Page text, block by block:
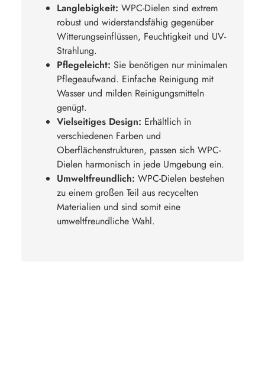
Langlebigkeit: WPC-Dielen sind extrem
robust und widerstandsfähig gegenüber
Witterungseinflüssen, Feuchtigkeit und UV-
Strahlung.
Pflegeleicht: Sie benötigen nur minimalen
Pflegeaufwand. Einfache Reinigung mit
Wasser und milden Reinigungsmitteln
genügt.
Vielseitiges Design: Erhältlich in
verschiedenen Farben und
Oberflächenstrukturen, passen sich WPC-
Dielen harmonisch in jede Umgebung ein.
Umweltfreundlich: WPC-Dielen bestehen
zu einem großen Teil aus recycelten
Materialien und sind somit eine
umweltfreundliche Wahl.